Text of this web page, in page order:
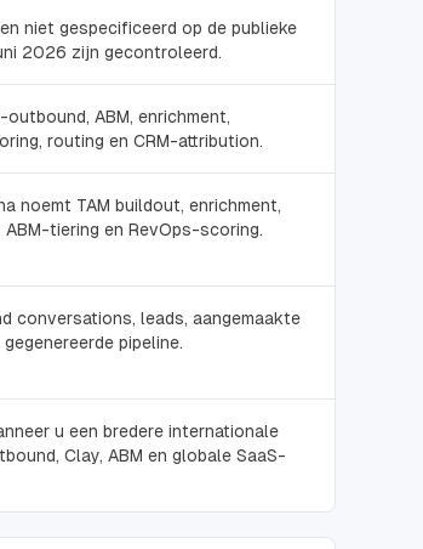
niet gespecificeerd op de publieke
2026 zijn gecontroleerd.
ABM, enrichment,
routing en CRM-attribution.
noemt TAM buildout, enrichment,
tiering en RevOps-scoring.
conversations, leads, aangemaakte
pipeline.
u een bredere internationale
Clay, ABM en globale SaaS-